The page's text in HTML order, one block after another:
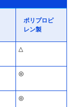
ポリプロピ
レン製
△
◎
◎